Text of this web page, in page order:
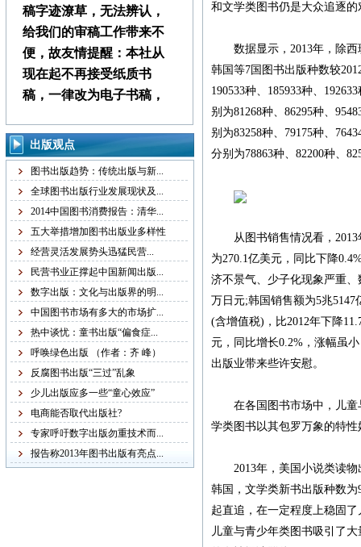
稿字迹潦草，无法辨认，
给我们的审稿工作带来不
便，故友情提醒：本社从
现在起不再接受纸质书
稿，一律改为电子书稿，
zggjwycbs@163.com,请大
家周知。
本社经常接到中国大
陆、台湾、马来西亚、澳
门、新加坡及本港等国
家、地区的一些老年作者
寄来的纸质书稿，有些书
稿字迹潦草，无法辨认，
给我们的审稿工作带来不
便，故友情提醒：本社从
现在起不再接受纸质书
稿，一律改为电子书稿，
书稿统一发邮箱
zggjwycbs@163.com,请大
家周知。
出版观点
图书出版趋势：传统出版与新...
全球图书出版行业发展现状及...
2014中国图书消费报告：清华...
五大举措增加图书出版业多样性
经营灵活发展势头迅猛民营...
民营书业正撑起中国新闻出版...
数字出版：文化与出版界的明...
中国图书市场有多大的市场扩...
热中谈忧：童书出版“偏食症...
呼唤绿色出版 （作者：齐 峰）
反腐图书出版“三过”乱象
少儿出版应多一些“童心效应”
电商能否取代出版社?
专家呼吁数字出版勿重技术而...
报告称2013年图书出版有亮点...
和文学类图书仍是大众追逐
数据显示，2013年，除西
韩国等7国图书出版种数较
190533种、185933种、
别为81268种、86295种、
别为83258种、79175种、
分别为78863种、82200种、
从图书销售情况看，2013
为270.1亿美元，同比下降
济不景气、少子化现象严重
万日元;韩国销售额为5兆5147
(含增值税)，比2012年下降
元，同比增长0.2%，涨幅虽
出版业带来些许安慰。
在各国图书市场中，儿童
学类图书以其包罗万象的特
2013年，美国小说类读物
韩国，文学类新书出版种数为
起直追，在一定程度上稳固
儿童与青少年类图书吸引了